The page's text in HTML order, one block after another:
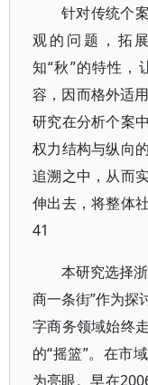
针对传统个
观的问题，拓
知“秋”的特性，
容，因而格外适
研究在分析个案
权力结构与纵向
追溯之中，从而
伸出去，将整体
41
本研究选择
商一条街”作为探
字商务领域始终
的“摇篮”。在市
为亮眼。早在